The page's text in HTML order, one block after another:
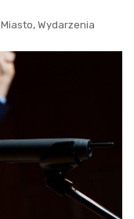
Miasto, Wydarzenia